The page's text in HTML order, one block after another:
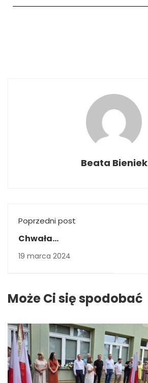
Beata Bieniek
Poprzedni post
Chwała
Bohaterom!
19 marca 2024
Może Ci się spodobać